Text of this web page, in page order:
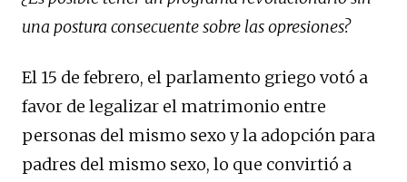
una postura consecuente sobre las opresiones?
El 15 de febrero, el parlamento griego votó a
favor de legalizar el matrimonio entre
personas del mismo sexo y la adopción para
padres del mismo sexo, lo que convirtió a